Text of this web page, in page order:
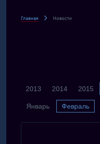
Главная Новости
2013 2014 2015
Январь Февраль